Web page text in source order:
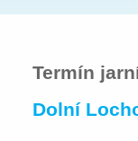
Termín
Dolní